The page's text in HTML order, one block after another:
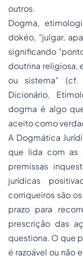
outros.
Dogma,
dokéo, "julgar,
significando
doutrina religiosa,
ou sistema" (cf.
Dicionário,
dogma é algo
aceito como
A Dogmática
que lida com as
premissas
jurídicas
corriqueiros são
prazo para
prescrição das
questiona. O que
é razoável ou não